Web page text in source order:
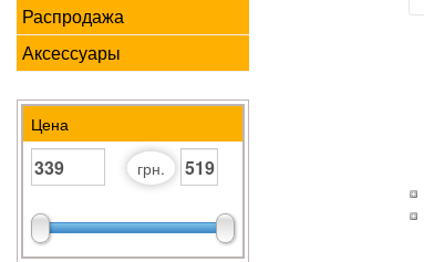
Распродажа
Аксессуары
Цена
грн.